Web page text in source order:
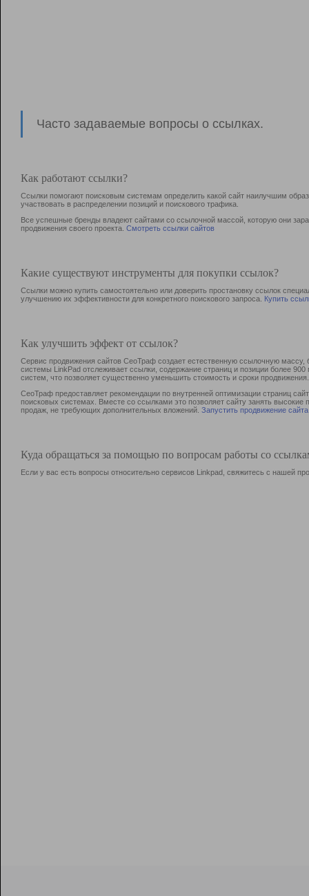
Часто задаваемые вопросы о ссылках.
Как работают ссылки?
Ссылки помогают поисковым системам определить какой сайт наилучшим
участвовать в раcпределении позиций и поискового трафика.
Все успешные бренды владеют сайтами со ссылочной массой, которую они
продвижения своего проекта. Смотреть ссылки сайтов
Какие существуют инструменты для покупки ссылок?
Ссылки можно купить самостоятельно или доверить простановку ссылок
улучшению их эффективности для конкретного поискового запроса. Купить
Как улучшить эффект от ссылок?
Сервис продвижения сайтов СеоТраф создает естественную ссылочную
системы LinkPad отслеживает ссылки, содержание страниц и позиции более
систем, что позволяет существенно уменьшить стоимость и сроки продвижения.
СеоТраф предоставляет рекомендации по внутренней оптимизации страниц
поисковых системах. Вместе со ссылками это позволяет сайту занять
продаж, не требующих дополнительных вложений. Запустить продвижение сайта
Куда обращаться за помощью по вопросам работы со
Если у вас есть вопросы относительно сервисов Linkpad, свяжитесь с нашей